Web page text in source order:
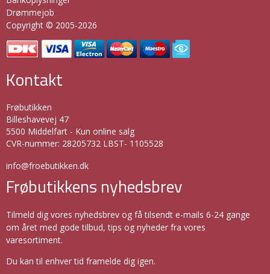
Drømmejob
Copyright © 2005-2026
Kontakt
Frøbutikken
Billeshavevej 47
5500 Middelfart - Kun online salg
CVR-nummer: 28205732 LBST- 1105528
info@froebutikken.dk
Frøbutikkens nyhedsbrev
Tilmeld dig vores nyhedsbrev og få tilsendt e-mails 6-24 gange
om året med gode tilbud, tips og nyheder fra vores
varesortiment.
Du kan til enhver tid framelde dig igen.